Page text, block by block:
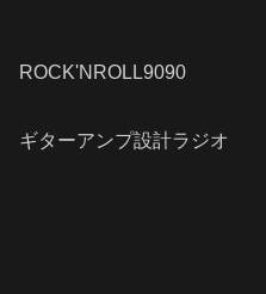
ROCK'NROLL9090
ギターアンプ設計ラジオ